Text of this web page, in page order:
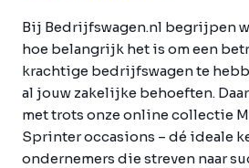
Bij Bedrijfswagen.nl begrijpen
hoe belangrijk het is om een
krachtige bedrijfswagen te
al jouw zakelijke behoeften.
met trots onze online collectie
Sprinter occasions – dé ideale
ondernemers die streven naar